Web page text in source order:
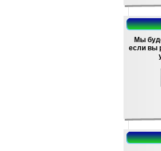
Мы
если вы